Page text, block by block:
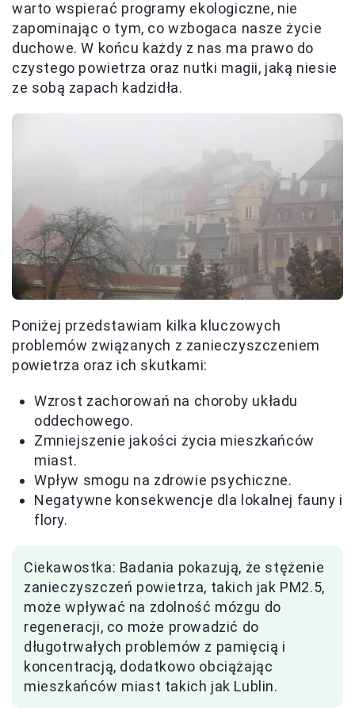
warto wspierać programy ekologiczne, nie
zapominając o tym, co wzbogaca nasze życie
duchowe. W końcu każdy z nas ma prawo do
czystego powietrza oraz nutki magii, jaką niesie
ze sobą zapach kadzidła.
Poniżej przedstawiam kilka kluczowych
problemów związanych z zanieczyszczeniem
powietrza oraz ich skutkami:
Wzrost zachorowań na choroby układu
oddechowego.
Zmniejszenie jakości życia mieszkańców
miast.
Wpływ smogu na zdrowie psychiczne.
Negatywne konsekwencje dla lokalnej fauny i
flory.
Ciekawostka: Badania pokazują, że stężenie
zanieczyszczeń powietrza, takich jak PM2.5,
może wpływać na zdolność mózgu do
regeneracji, co może prowadzić do
długotrwałych problemów z pamięcią i
koncentracją, dodatkowo obciążając
mieszkańców miast takich jak Lublin.